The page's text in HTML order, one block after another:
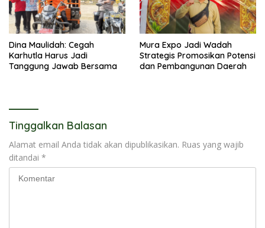
Dina Maulidah: Cegah
Karhutla Harus Jadi
Tanggung Jawab Bersama
Mura Expo Jadi Wadah
Strategis Promosikan Potensi
dan Pembangunan Daerah
Tinggalkan Balasan
Alamat email Anda tidak akan dipublikasikan. Ruas yang wajib
ditandai *